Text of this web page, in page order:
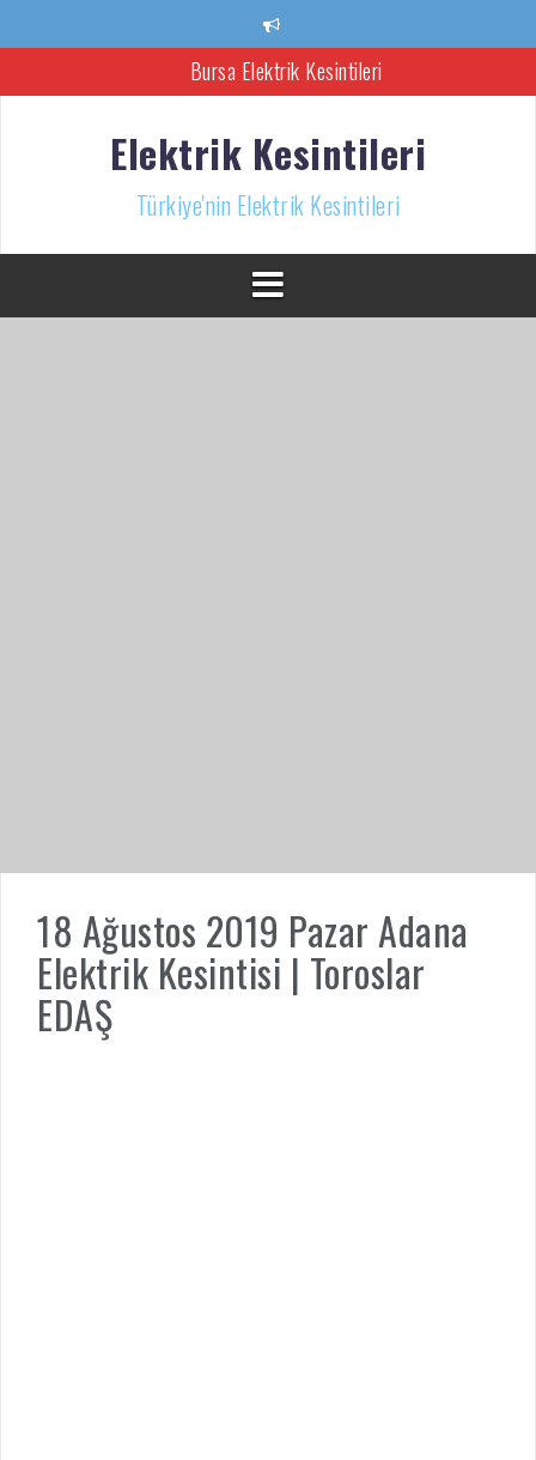
Bursa Elektrik Kesintileri
Türkiye’nin Elektrik Kesintileri Haber Kaynağı
İzmir Elektrik Kesintisi
Elektrik Kesintileri
Türkiye'nin Elektrik Kesintileri
18 Ağustos 2019 Pazar Adana
Elektrik Kesintisi | Toroslar
EDAŞ